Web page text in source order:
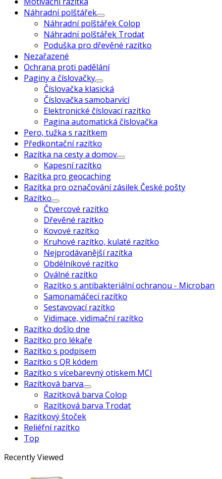
Náhradní polštářek
Náhradní polštářek Colop
Náhradní polštářek Trodat
Poduška pro dřevěné razítko
Nezařazené
Ochrana proti padělání
Paginy a číslovačky
Číslovačka klasická
Číslovačka samobarvící
Elektronické číslovací razítko
Pagina automatická číslovačka
Pero, tužka s razítkem
Předkontační razítko
Razítka na cesty a domov
Kapesní razítko
Razítka pro geocaching
Razítka pro označování zásilek České pošty
Razítko
Čtvercové razítko
Dřevěné razítko
Kovové razítko
Kruhové razítko, kulaté razítko
Nejprodávanější razítka
Obdélníkové razítko
Oválné razítko
Razítko s antibakteriální ochranou - Microban
Samonamáčecí razítko
Sestavovací razítko
Vidimace, vidimační razítko
Razítko došlo dne
Razítko pro lékaře
Razítko s podpisem
Razítko s QR kódem
Razítko s vícebarevný otiskem MCI
Razítková barva
Razitková barva Colop
Razítková barva Trodat
Razítkový štoček
Reliéfní razítko
Top
Recently Viewed